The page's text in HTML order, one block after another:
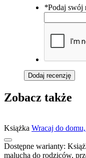
*Podaj swój
Dodaj recenzję
Zobacz także
Książka Wracaj do
Dostępne warianty:
malucha do rodziców,